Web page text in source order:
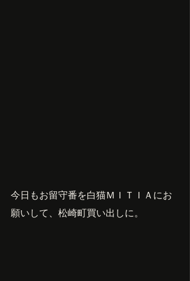
今日もお留守番を白猫ＭＩＴＩＡにお
願いして、松崎町買い出しに。